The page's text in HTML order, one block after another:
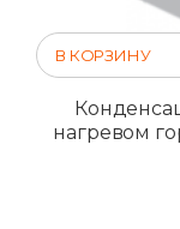
В КОРЗИНУ
нагревом